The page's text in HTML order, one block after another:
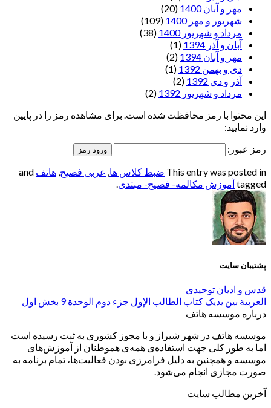
مهر و آبان 1400
(20)
شهریور و مهر 1400
(109)
مرداد و شهریور 1400
(38)
آبان و آذر 1394
(1)
مهر و آبان 1394
(2)
دی و بهمن 1392
(1)
آذر و دی 1392
(2)
مرداد و شهریور 1392
(2)
این محتوا با رمز محافظت شده است. برای مشاهده رمز را در پایین
وارد نمایید:
رمز عبور:
This entry was posted in ضبط کلاس ها, عربی فصیح, هاتف and
tagged آموزش مکالمه- فصیح- مبتدی.
پشتیبان سایت
قدس و ادیان توحیدی
العربیة بین یدیک کتاب الطالب الإول جزء دوم الوحدة 9 بخش اول
درباره موسسه هاتف
موسسه هاتف در شهر شیراز و با مجوز کشوری به ثبت رسیده است
اما به طور کلی جهت استفاده‌ی همه‌ی هموطنان از آموزش‌های
موسسه و همچنین به دلیل فرامرزی بودن فعالیت‌ها، تمام برنامه به
صورت مجازی انجام می‌شود.
آخرین مطالب سایت